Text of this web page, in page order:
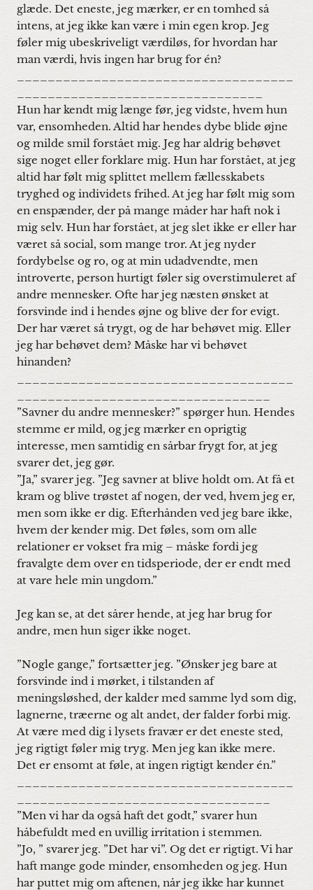
glæde. Det eneste, jeg mærker, er en tomhed så
intens, at jeg ikke kan være i min egen krop. Jeg
føler mig ubeskriveligt værdiløs, for hvordan har
man værdi, hvis ingen har brug for én?
Hun har kendt mig længe før, jeg vidste, hvem hun
var, ensomheden. Altid har hendes dybe blide øjne
og milde smil forstået mig. Jeg har aldrig behøvet
sige noget eller forklare mig. Hun har forstået, at jeg
altid har følt mig splittet mellem fællesskabets
tryghed og individets frihed. At jeg har følt mig som
en enspænder, der på mange måder har haft nok i
mig selv. Hun har forstået, at jeg slet ikke er eller har
været så social, som mange tror. At jeg nyder
fordybelse og ro, og at min udadvendte, men
introverte, person hurtigt føler sig overstimuleret af
andre mennesker. Ofte har jeg næsten ønsket at
forsvinde ind i hendes øjne og blive der for evigt.
Der har været så trygt, og de har behøvet mig. Eller
jeg har behøvet dem? Måske har vi behøvet
hinanden?
”Savner du andre mennesker?” spørger hun. Hendes
stemme er mild, og jeg mærker en oprigtig
interesse, men samtidig en sårbar frygt for, at jeg
svarer det, jeg gør.
”Ja,” svarer jeg. ”Jeg savner at blive holdt om. At få et
kram og blive trøstet af nogen, der ved, hvem jeg er,
men som ikke er dig. Efterhånden ved jeg bare ikke,
hvem der kender mig. Det føles, som om alle
relationer er vokset fra mig – måske fordi jeg
fravalgte dem over en tidsperiode, der er endt med
at vare hele min ungdom.”
Jeg kan se, at det sårer hende, at jeg har brug for
andre, men hun siger ikke noget.
”Nogle gange,” fortsætter jeg. ”Ønsker jeg bare at
forsvinde ind i mørket, i tilstanden af
meningsløshed, der kalder med samme lyd som dig,
lagnerne, træerne og alt andet, der falder forbi mig.
At være med dig i lysets fravær er det eneste sted,
jeg rigtigt føler mig tryg. Men jeg kan ikke mere.
Det er ensomt at føle, at ingen rigtigt kender én.”
”Men vi har da også haft det godt,” svarer hun
håbefuldt med en uvillig irritation i stemmen.
”Jo, ” svarer jeg. ”Det har vi”. Og det er rigtigt. Vi har
haft mange gode minder, ensomheden og jeg. Hun
har puttet mig om aftenen, når jeg ikke har kunnet